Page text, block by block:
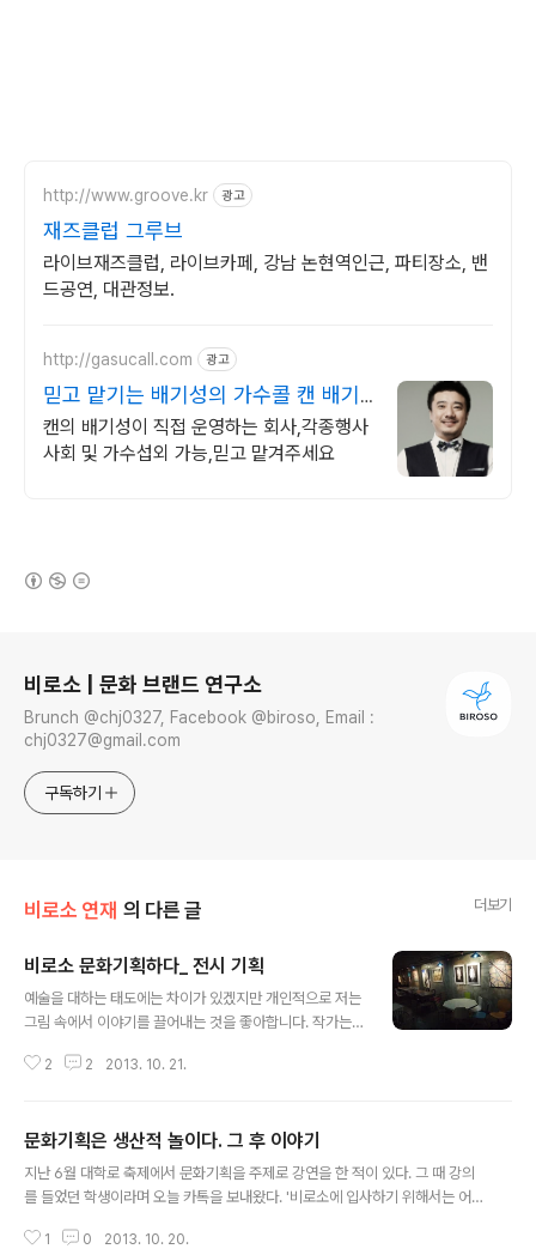
http://www.groove.kr 광고
재즈클럽 그루브
라이브재즈클럽, 라이브카페, 강남 논현역인근, 파티장소, 밴
드공연, 대관정보.
http://gasucall.com 광고
믿고 맡기는 배기성의 가수콜 캔 배기
성이 운영하는 회사
캔의 배기성이 직접 운영하는 회사,각종행사
사회 및 가수섭외 가능,믿고 맡겨주세요
비로소 | 문화 브랜드 연구소
Brunch @chj0327, Facebook @biroso, Email :
chj0327@gmail.com
구독하기
비로소 연재 의 다른 글 더보기
비로소 문화기획하다_ 전시 기획
예술을 대하는 태도에는 차이가 있겠지만 개인적으로 저는
그림 속에서 이야기를 끌어내는 것을 좋아합니다. 작가는
도 있는 자그마한 사물에도 관심이 가기 일쑤입니다. 이런
모여 작품을 창작하여 한데 모아 소개할 때에는 참 기분이
묘해집니다. 같은 주제로도 이렇게 천차 만별의 이미지가
쏟아져 나오는 것이 신기하고 재미있거든요. 지금까지 세
디렉터로서 함께할 기회가 있었습니다. 물론 앞으로도 재
2 2 2013. 10. 21.
문화기획은 생산적 놀이다. 그 후 이야기
지난 6월 대학로 축제에서 문화기획을 주제로 강연을 한 적이 있다. 그 때 강의
를 들었던 학생이라며 오늘 카톡을 보내왔다. '비로소에 입사하기 위해서는 어
만 소개서를 메일로 보내준다면 나중에라도 연락드릴 수 있었으면 좋겠다고 회
1 0 2013. 10. 20.